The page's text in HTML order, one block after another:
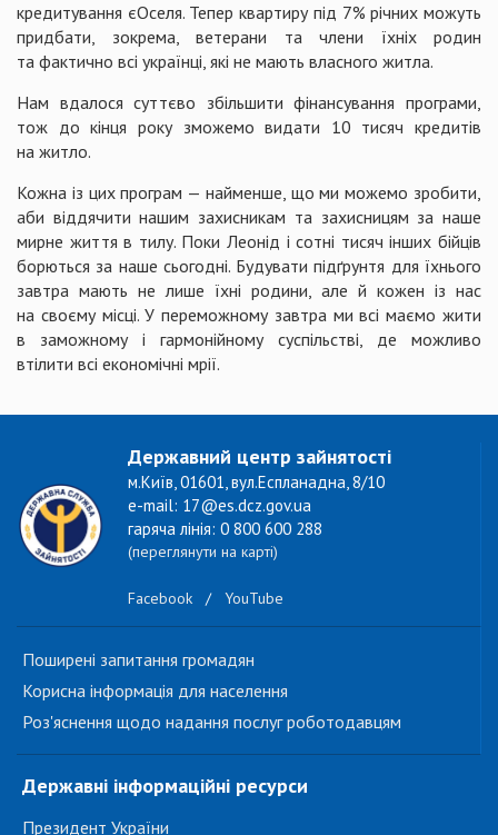
кредитування єОселя. Тепер квартиру під 7% річних можуть
придбати, зокрема, ветерани та члени їхніх родин
та фактично всі українці, які не мають власного житла.
Нам вдалося суттєво збільшити фінансування програми,
тож до кінця року зможемо видати 10 тисяч кредитів
на житло.
Кожна із цих програм — найменше, що ми можемо зробити,
аби віддячити нашим захисникам та захисницям за наше
мирне життя в тилу. Поки Леонід і сотні тисяч інших бійців
борються за наше сьогодні. Будувати підґрунтя для їхнього
завтра мають не лише їхні родини, але й кожен із нас
на своєму місці. У переможному завтра ми всі маємо жити
в заможному і гармонійному суспільстві, де можливо
втілити всі економічні мрії.
Державний центр зайнятості
м.Київ, 01601, вул.Еспланадна, 8/10
e-mail: 17@es.dcz.gov.ua
гаряча лінія: 0 800 600 288
(переглянути на карті)
Facebook / YouTube
Поширені запитання громадян
Корисна інформація для населення
Роз'яснення щодо надання послуг роботодавцям
Державні інформаційні ресурси
Президент України